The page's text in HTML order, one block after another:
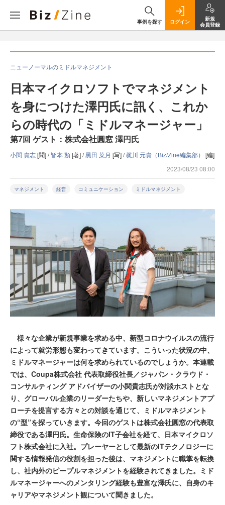
事例を探す ログイン
新規
会員登録
ニューノーマルのミドルマネジメント
日本マイクロソフトでマネジメント
を身につけた澤円氏に訊く、これか
らの時代の「ミドルマネージャー」
第7回 ゲスト：株式会社圓窓 澤円氏
小関 貴志[聞] /皆本 類[著] /黑田 菜月 [写] /梶川 元貴（Biz/Zine編集部） [編]
2023/08/23 08:00
マネジメント 経営 コミュニケーション ミドルマネジメント
様々な企業が新規事業を求める中、新型コロナウイルスの流行
によって就労形態も変わってきています。こういった状況の中、
ミドルマネージャーは何を求められているのでしょうか。本連載
では、Coupa株式会社 代表取締役社長／ジャパン・クラウド・
コンサルティング アドバイザーの小関貴志氏が対談ホストとな
り、グローバル企業のリーダーたちや、新しいマネジメントアプ
ローチを提言する方々との対談を通じて、ミドルマネジメント
の“型”を探っていきます。今回のゲストは株式会社圓窓の代表取
締役である澤円氏。生命保険のIT子会社を経て、日本マイクロソ
フト株式会社に入社。プレーヤーとして最新のITテクノロジーに
関する情報発信の役割を担った後は、マネジメントに職掌を転換
し、社内外のピープルマネジメントを経験されてきました。ミド
ルマネージャーへのメンタリング経験も豊富な澤氏に、自身のキ
ャリアやマネジメント観について聞きました。